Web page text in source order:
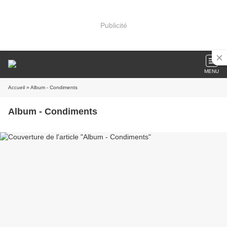
Publicité
MENU
Accueil » Album - Condiments
Album - Condiments